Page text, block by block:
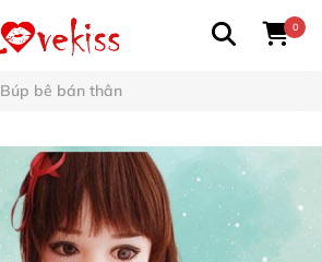
0
Búp bê bán thân